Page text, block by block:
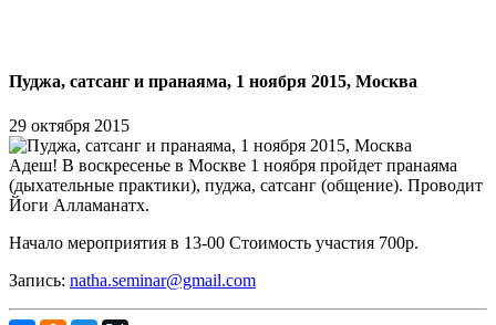
Пуджа, сатсанг и пранаяма, 1 ноября 2015, Москва
29 октября 2015
Адеш! В воскресенье в Москве 1 ноября пройдет пранаяма
(дыхательные практики), пуджа, сатсанг (общение). Проводит
Йоги Алламанатх.
Начало мероприятия в 13-00 Стоимость участия 700р.
Запись: natha.seminar@gmail.com